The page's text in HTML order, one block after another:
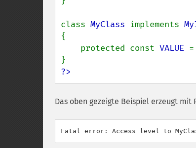
class MyClass implements
{
    protected const
VALUE =
?>
Das oben gezeigte Beispiel erzeugt mit